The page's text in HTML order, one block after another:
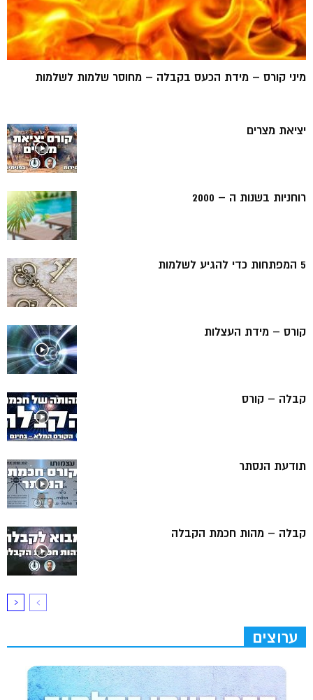
מיני קורס – מידת הכעס בקבלה – מחוסר שלמות לשלמות
יציאת מצרים
רוחניות בשנות ה – 2000
5 המפתחות כדי להגיע לשלמות
קורס – מידת העצלות
קבלה – קורס
תודעת הנסתר
קבלה – מהות חכמת הקבלה
ערוצים